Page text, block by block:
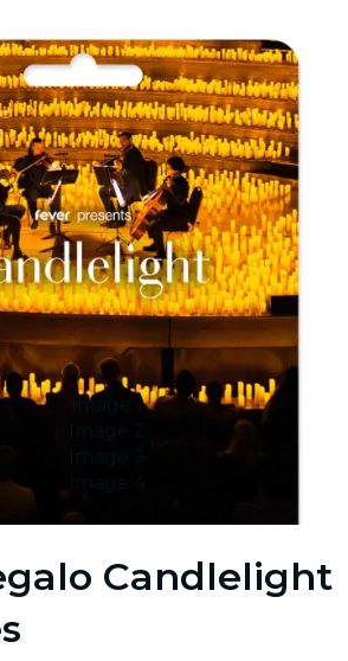
Image 1
Image 2
Image 3
Image 4
Candlelight